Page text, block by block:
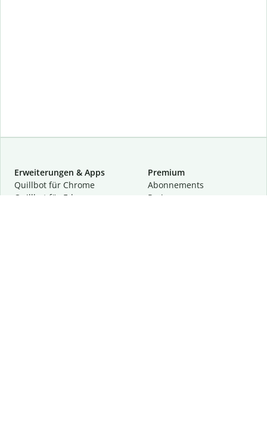
Erweiterungen & Apps
Quillbot für Chrome
Quillbot für Edge
Premium
Abon­ne­ments
Preise